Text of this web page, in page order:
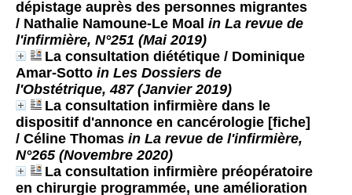
dépistage auprès des personnes migrantes
/ Nathalie Namoune-Le Moal in La revue de
l'infirmière, N°251 (Mai 2019)
La consultation diététique / Dominique
Amar-Sotto in Les Dossiers de
l'Obstétrique, 487 (Janvier 2019)
La consultation infirmière dans le
dispositif d'annonce en cancérologie [fiche]
/ Céline Thomas in La revue de l'infirmière,
N°265 (Novembre 2020)
La consultation infirmière préopératoire
en chirurgie programmée, une amélioration